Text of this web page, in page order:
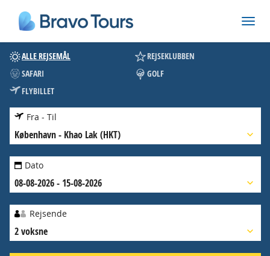
ALLE REJSEMÅL
REJSEKLUBBEN
SAFARI
GOLF
FLYBILLET
Fra - Til
København- Khao Lak (HKT)
Dato
08-08-2026 - 15-08-2026
Rejsende
2 voksne